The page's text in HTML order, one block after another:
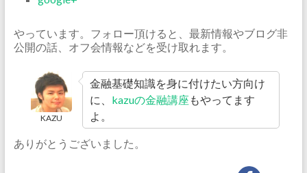
やっています。フォロー頂けると、最新情報やブログ非
公開の話、オフ会情報などを受け取れます。
KAZU
金融基礎知識を身に付けたい方向け
に、 kazuの金融講座 もやってます
よ。
ありがとうございました。